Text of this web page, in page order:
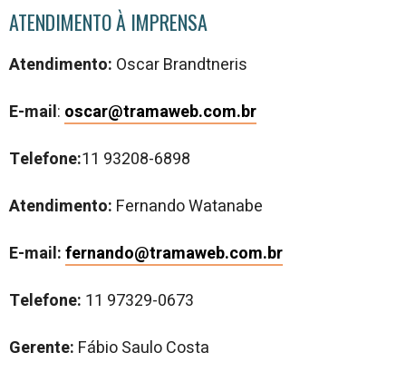
ATENDIMENTO À IMPRENSA
Atendimento: Oscar Brandtneris
E-mail: oscar@tramaweb.com.br
Telefone:11 93208-6898
Atendimento: Fernando Watanabe
E-mail:fernando@tramaweb.com.br
Telefone: 11 97329-0673
Gerente: Fábio Saulo Costa